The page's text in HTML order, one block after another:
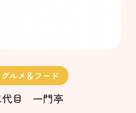
グルメ＆フード
代目 一門亭